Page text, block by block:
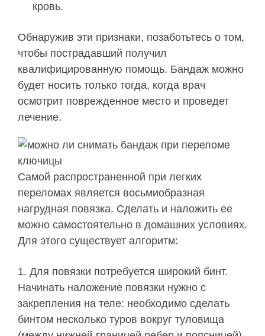
кровь.
Обнаружив эти признаки, позаботьтесь о том,
чтобы пострадавший получил
квалифицированную помощь. Бандаж можно
будет носить только тогда, когда врач
осмотрит поврежденное место и проведет
лечение.
Самой распространенной при легких
переломах является восьмиобразная
нагрудная повязка. Сделать и наложить ее
можно самостоятельно в домашних условиях.
Для этого существует алгоритм:
Для повязки потребуется широкий бинт.
Начинать наложение повязки нужно с
закрепления на теле: необходимо сделать
бинтом несколько туров вокруг туловища